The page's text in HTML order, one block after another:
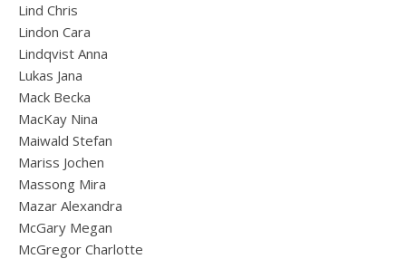
Lind Chris
Lindon Cara
Lindqvist Anna
Lukas Jana
Mack Becka
MacKay Nina
Maiwald Stefan
Mariss Jochen
Massong Mira
Mazar Alexandra
McGary Megan
McGregor Charlotte